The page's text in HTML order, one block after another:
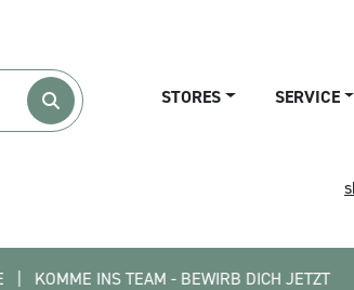
STORES SERVICE
INS TEAM - BEWIRB DICH JETZT